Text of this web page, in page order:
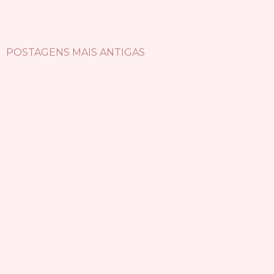
POSTAGENS MAIS ANTIGAS